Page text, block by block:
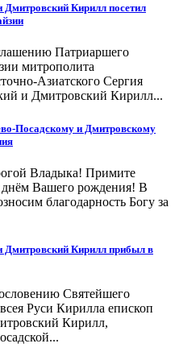
Кирилл посетил
Патриаршего
митрополита
Азиатского Сергия
и Дмитровский Кирилл...
Посадскому и Дмитровскому
Владыка! Примите
днём Вашего рождения! В
благодарность Богу за
Дмитровский Кирилл прибыл в
Святейшего
Руси Кирилла епископ
Кирилл,